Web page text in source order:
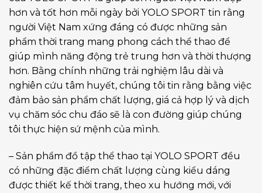
hơn và tốt hơn mỗi ngày bởi YOLO SPORT tin rằng
người Việt Nam xứng đáng có được những sản
phẩm thời trang mang phong cách thể thao để
giúp mình năng động trẻ trung hơn và thời thượng
hơn. Bằng chính những trải nghiệm lâu dài và
nghiên cứu tâm huyết, chúng tôi tin rằng bằng việc
đảm bảo sản phẩm chất lượng, giá cả hợp lý và dịch
vụ chăm sóc chu đáo sẽ là con đường giúp chúng
tôi thực hiện sứ mệnh của mình.
– Sản phẩm đồ tập thể thao tại YOLO SPORT đều
có những đặc điểm chất lượng cùng kiểu dáng
được thiết kế thời trang, theo xu hướng mới, với